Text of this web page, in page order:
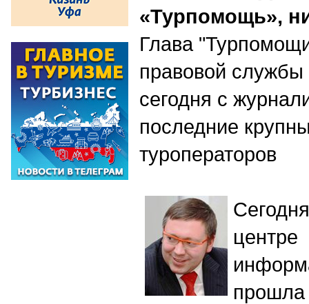
«Турпомощь»,
Глава
правовой
сегодня с
последние
туроператоров
центре